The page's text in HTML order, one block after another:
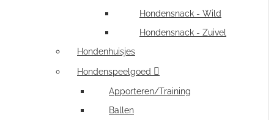
Hondensnack - Wild
Hondensnack - Zuivel
Hondenhuisjes
Hondenspeelgoed
Apporteren/Training
Ballen